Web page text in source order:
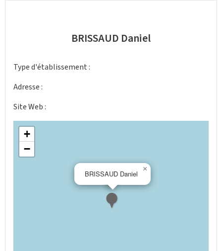
BRISSAUD Daniel
Type d'établissement :
Adresse :
Site Web :
BRISSAUD Daniel
×
+
−